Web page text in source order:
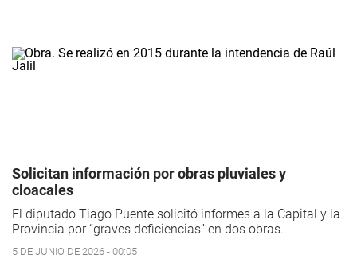
Solicitan información por obras pluviales y
cloacales
El diputado Tiago Puente solicitó informes a la Capital y la
Provincia por “graves deficiencias” en dos obras.
5 DE JUNIO DE 2026 - 00:05